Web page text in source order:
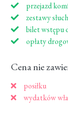
przejazd
zestawy
bilet wstępu
opłaty
Cena nie
posiłku
wydatków